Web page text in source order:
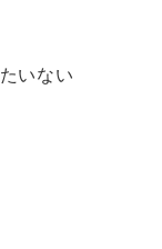
いない